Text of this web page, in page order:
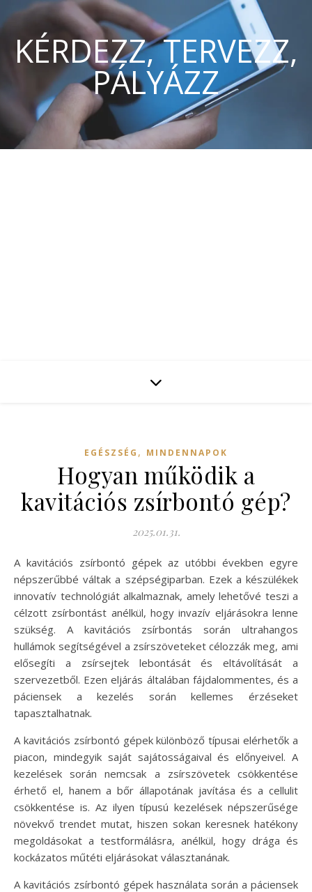
KÉRDEZZ, TERVEZZ,
PÁLYÁZZ
EGÉSZSÉG , MINDENNAPOK
Hogyan működik a
kavitációs zsírbontó gép?
2025.01.31.
A kavitációs zsírbontó gépek az utóbbi években egyre
népszerűbbé váltak a szépségiparban. Ezek a készülékek
innovatív technológiát alkalmaznak, amely lehetővé teszi a
célzott zsírbontást anélkül, hogy invazív eljárásokra lenne
szükség. A kavitációs zsírbontás során ultrahangos
hullámok segítségével a zsírszöveteket célozzák meg, ami
elősegíti a zsírsejtek lebontását és eltávolítását a
szervezetből. Ezen eljárás általában fájdalommentes, és a
páciensek a kezelés során kellemes érzéseket
tapasztalhatnak.
A kavitációs zsírbontó gépek különböző típusai elérhetők a
piacon, mindegyik saját sajátosságaival és előnyeivel. A
kezelések során nemcsak a zsírszövetek csökkentése
érhető el, hanem a bőr állapotának javítása és a cellulit
csökkentése is. Az ilyen típusú kezelések népszerűsége
növekvő trendet mutat, hiszen sokan keresnek hatékony
megoldásokat a testformálásra, anélkül, hogy drága és
kockázatos műtéti eljárásokat választanának.
A kavitációs zsírbontó gépek használata során a páciensek